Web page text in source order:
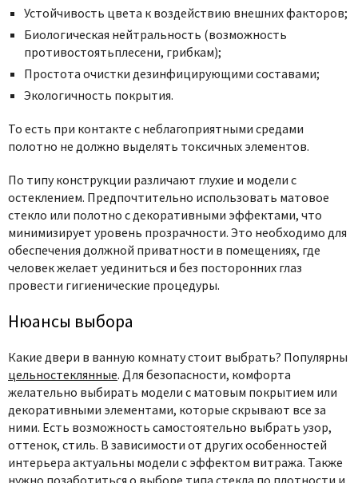
Устойчивость цвета к воздействию внешних факторов;
Биологическая нейтральность (возможность
противостоятьплесени, грибкам);
Простота очистки дезинфицирующими составами;
Экологичность покрытия.
То есть при контакте с неблагоприятными средами
полотно не должно выделять токсичных элементов.
По типу конструкции различают глухие и модели с
остеклением. Предпочтительно использовать матовое
стекло или полотно с декоративными эффектами, что
минимизирует уровень прозрачности. Это необходимо для
обеспечения должной приватности в помещениях, где
человек желает уединиться и без посторонних глаз
провести гигиенические процедуры.
Нюансы выбора
Какие двери в ванную комнату стоит выбрать? Популярны
цельностеклянные. Для безопасности, комфорта
желательно выбирать модели с матовым покрытием или
декоративными элементами, которые скрывают все за
ними. Есть возможность самостоятельно выбрать узор,
оттенок, стиль. В зависимости от других особенностей
интерьера актуальны модели с эффектом витража. Также
нужно позаботиться о выборе типа стекла по плотности и